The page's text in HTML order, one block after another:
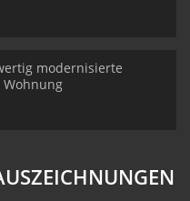
modernisierte